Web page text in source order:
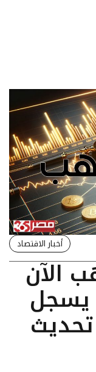
أخبار الاقتصاد
الآن
في مصر: عيار 24 يسجل
تحديث